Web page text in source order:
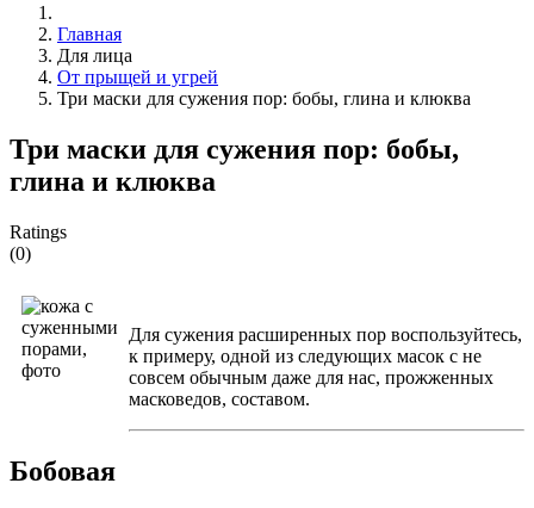
Главная
Для лица
От прыщей и угрей
Три маски для сужения пор: бобы, глина и клюква
Три маски для сужения пор: бобы,
глина и клюква
Ratings
(0)
Для сужения расширенных пор воспользуйтесь,
к примеру, одной из следующих масок с не
совсем обычным даже для нас, прожженных
масковедов, составом.
Бобовая